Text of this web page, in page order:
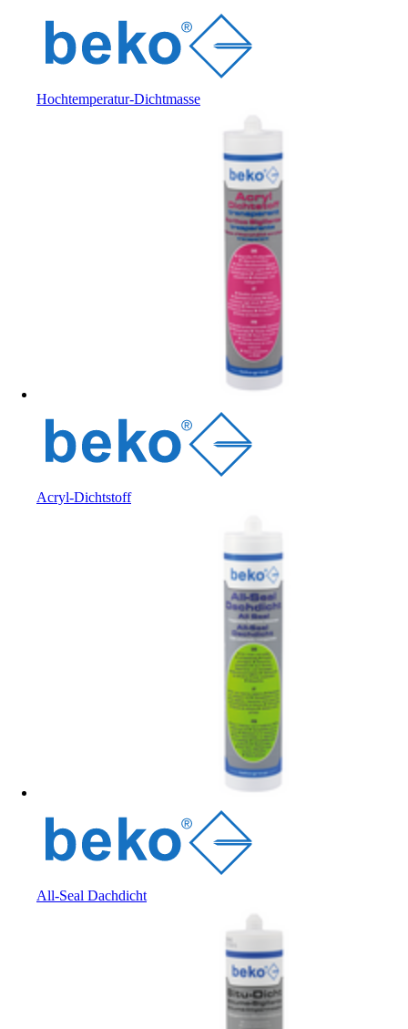
Hochtemperatur-Dichtmasse
Acryl-Dichtstoff
All-Seal Dachdicht